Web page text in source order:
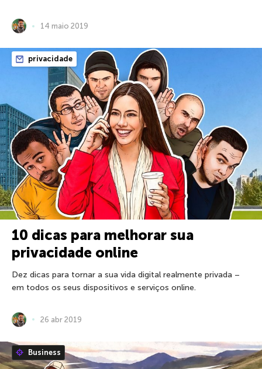
14 maio 2019
privacidade
10 dicas para melhorar sua
privacidade online
Dez dicas para tornar a sua vida digital realmente privada –
em todos os seus dispositivos e serviços online.
26 abr 2019
Business